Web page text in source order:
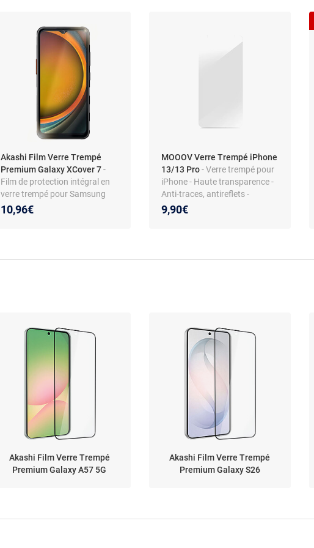
Akashi Film Verre Trempé
Premium Galaxy XCover 7-
Film de protection intégral en
verre trempé pour Samsung
Galaxy XCover 7
10,96€
MOOOV Verre Trempé iPhone
13/13 Pro- Verre trempé pour
iPhone - Haute transparence -
Anti-traces, antireflets -
Seulement 0,33 mm
d'épaisseur
9,90€
Akashi Film Verre Trempé
Premium Galaxy A57 5G
Akashi Film Verre Trempé
Premium Galaxy S26